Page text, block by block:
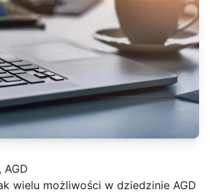
AGD
wielu możliwości w dziedzinie AGD